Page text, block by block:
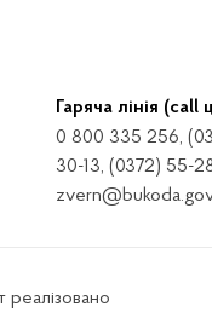
Гаряча лінія (call
0 800 335 256,
30-13, (0372) 55-
реалізовано